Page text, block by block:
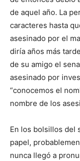
de aquel año. La
caracteres hasta
asesinado por el
diría años más
de su amigo el
asesinado por
“conocemos el
nombre de los
En los bolsillos del
papel,
nunca llegó a